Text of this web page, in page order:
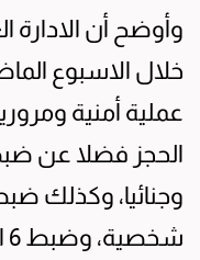
وأوضح أن